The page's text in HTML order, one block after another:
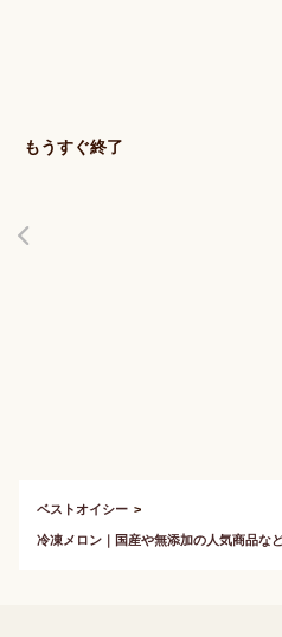
もうすぐ終了
ベストオイシー
冷凍メロン｜国産や無添加の人気商品な